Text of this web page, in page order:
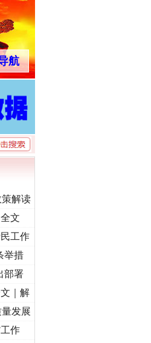
航
策解读
文
工作
举措
部署
｜解
发展
作